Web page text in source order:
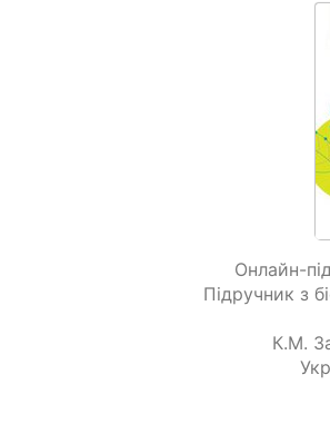
Онлайн-
Підручник з
К.М.